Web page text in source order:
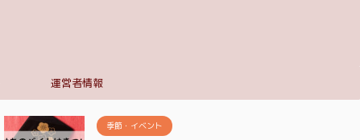
運営者情報
季節・イベント